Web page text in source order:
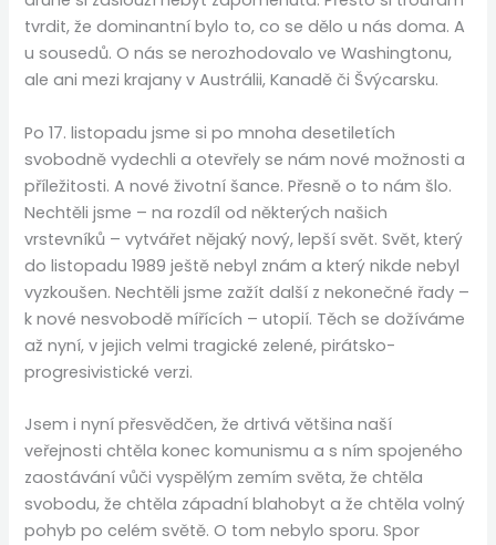
tvrdit, že dominantní bylo to, co se dělo u nás doma. A
u sousedů. O nás se nerozhodovalo ve Washingtonu,
ale ani mezi krajany v Austrálii, Kanadě či Švýcarsku.
Po 17. listopadu jsme si po mnoha desetiletích
svobodně vydechli a otevřely se nám nové možnosti a
příležitosti. A nové životní šance. Přesně o to nám šlo.
Nechtěli jsme – na rozdíl od některých našich
vrstevníků – vytvářet nějaký nový, lepší svět. Svět, který
do listopadu 1989 ještě nebyl znám a který nikde nebyl
vyzkoušen. Nechtěli jsme zažít další z nekonečné řady –
k nové nesvobodě mířících – utopií. Těch se dožíváme
až nyní, v jejich velmi tragické zelené, pirátsko-
progresivistické verzi.
Jsem i nyní přesvědčen, že drtivá většina naší
veřejnosti chtěla konec komunismu a s ním spojeného
zaostávání vůči vyspělým zemím světa, že chtěla
svobodu, že chtěla západní blahobyt a že chtěla volný
pohyb po celém světě. O tom nebylo sporu. Spor